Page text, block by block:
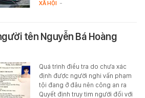
XÃ HỘI -
tên Nguyễn Bá Hoàng
Quá trình điều tra do chưa xác
định được người nghi vấn phạm
tội đang ở đâu nên công an ra
Quyết định truy tìm người đối với